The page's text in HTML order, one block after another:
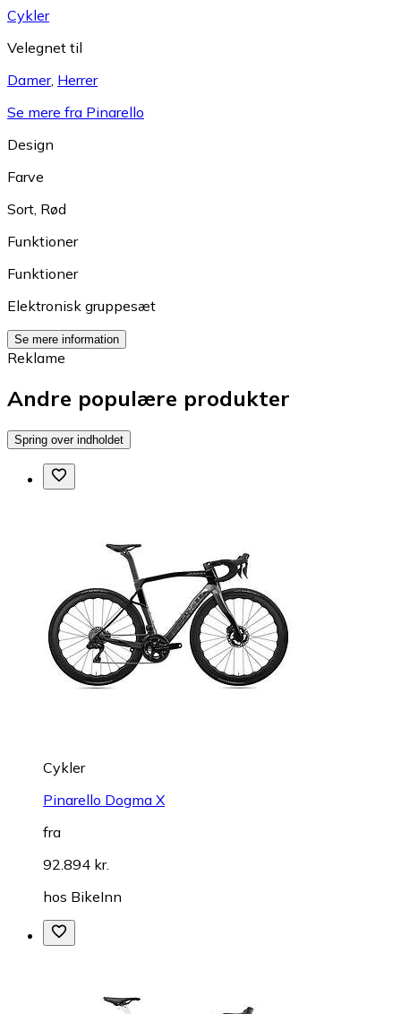
Cykler
Velegnet til
Damer, Herrer
Se mere fra Pinarello
Design
Farve
Sort Rød
Funktioner
Funktioner
Elektronisk gruppesæt
Se mere information
Reklame
Andre populære produkter
Spring over indholdet
Cykler
Pinarello Dogma X
fra
92.894 kr.
hos BikeInn